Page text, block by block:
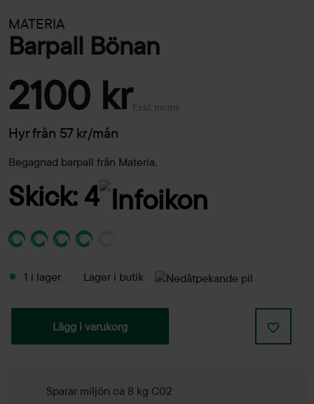
MATERIA
Barpall Bönan
2100 krExkl. moms
Hyr från 57 kr/mån
Begagnad barpall från Materia.
Skick: 4
1 i lager Lager i butik
Lägg i varukorg
Sparar miljön ca 8 kg C02